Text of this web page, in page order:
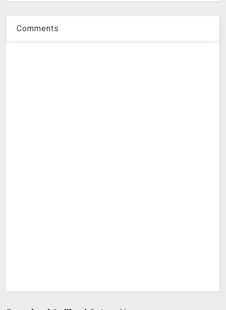
Comments